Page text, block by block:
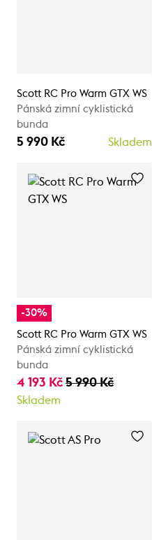
Scott RC Pro Warm GTX WS
Pánská zimní cyklistická
bunda
5 990 Kč Skladem
-30%
Scott RC Pro Warm GTX WS
Pánská zimní cyklistická
bunda
4 193 Kč 5 990 Kč
Skladem